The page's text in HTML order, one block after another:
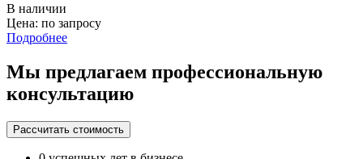
В наличии
Цена: по запросу
Подробнее
Мы предлагаем профессиональную
консультацию
Рассчитать стоимость